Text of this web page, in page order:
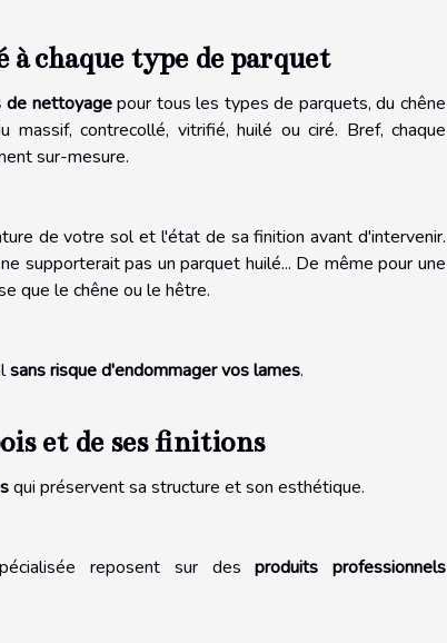
chaque type de parquet
de nettoyagepour tous les types de parquets, du chêne
contrecollé, vitrifié, huilé ou ciré. Bref, chaque
sur-mesure.
de votre sol et l'état de sa finition avant d'intervenir.
supporterait pas un parquet huilé... De même pour une
que le chêne ou le hêtre.
sans risque d'endommager vos lames.
et de ses finitions
qui préservent sa structure et son esthétique.
reposent sur desproduits professionnels